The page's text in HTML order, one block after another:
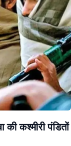
कश्मीरी पंडितों